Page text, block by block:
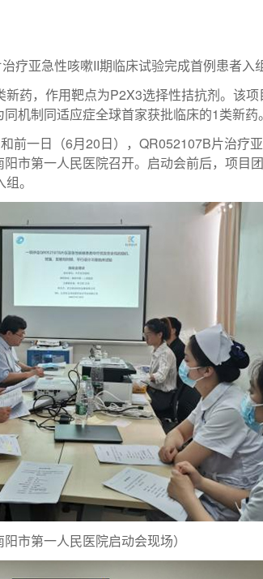
疗亚急性咳嗽II期临床试验完成首例患者入
新药，作用靶点为P2X3选择性拮抗剂。该项
同机制同适应症全球首家获批临床的1类新药。
一日（6月20日），QR052107B片治疗亚
市第一人民医院召开。启动会前后，项目
。
市第一人民医院启动会现场）